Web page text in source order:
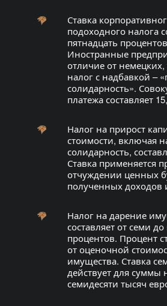
Ставка
подоходного налога
пятнадцать
Иностранные
отличие от
налог с надбавкой –
солидарность».
платежа составляет
Налог на прирост
стоимости, включая
солидарность,
Ставка применяется
отчуждении ценных
полученных доходов
Налог на дарение
составляет от семи
процентов. Процент
от оценочной
имущества. Ставка
действует для суммы
семидесяти тысяч